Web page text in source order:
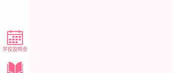
学校説明会